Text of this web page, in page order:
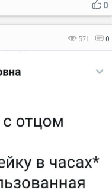
0
571 0